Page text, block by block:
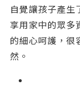
自覺讓孩子產生
享用家中的眾多
的細心呵護，很
然。